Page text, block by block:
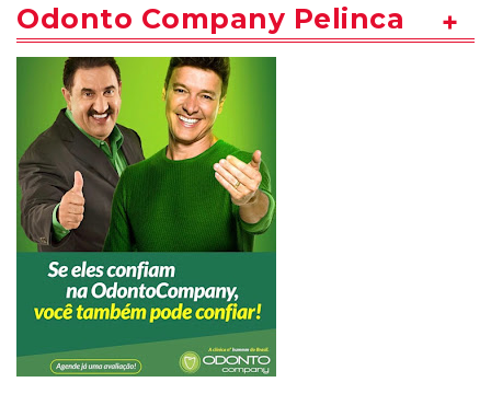
Odonto Company Pelinca